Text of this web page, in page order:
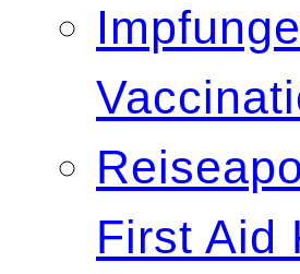
First Aid